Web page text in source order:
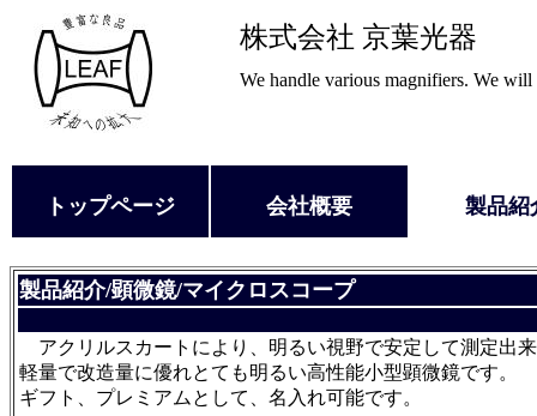
株式会社 京葉光器
We handle various magnifiers. We
トップページ 会社概要 製品紹
製品紹介/顕微鏡/マイクロスコープ
アクリルスカートにより、明るい視野で安定して測定出
軽量で改造量に優れとても明るい高性能小型顕微鏡です。
ギフト、プレミアムとして、名入れ可能です。